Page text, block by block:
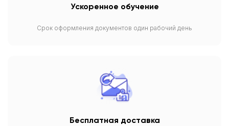
Ускоренное обучение
Срок оформления документов один рабочий день
Бесплатная доставка